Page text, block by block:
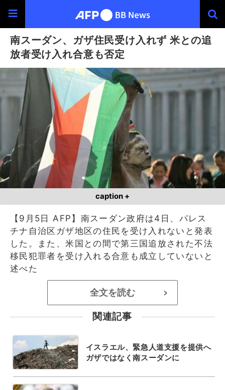
南スーダン、ガザ住民受け入れず 米との追
放者受け入れ合意も否定
caption +
【9月5日 AFP】南スーダン政府は4日、パレス
チナ自治区ガザ地区の住民を受け入れないと発表
した。また、米国との間で第三国追放された不法
移民犯罪者を受け入れる合意も成立していないと
述べた
全文を読む >
関連記事
イスラエル、緊急人道支援を提供へ
ガザではなく南スーダンに